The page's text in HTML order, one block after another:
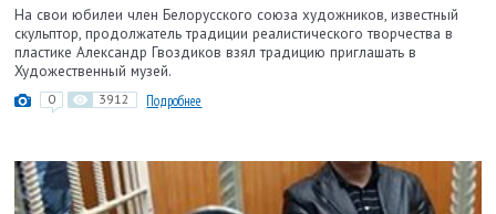
На свои юбилеи член Белорусского союза художников, известный
скульптор, продолжатель традиции реалистического творчества в
пластике Александр Гвоздиков взял традицию приглашать в
Художественный музей.
0 3912 Подробнее